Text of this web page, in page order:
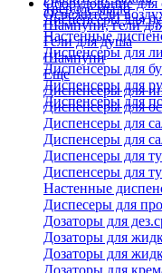
Твердое мыло
Шампуни, гели
Гели для душа
Шампуни
Освежители
Оборудование
Диспенсеры для
Настенные
Диспенсеры для
Диспенсеры для
Диспенсеры для
Диспенсеры для
Еще
Диспенсеры для
Диспенсеры для
Диспенсеры для
Диспенсеры для
Диспенсеры для
Диспенсеры для
Настенные
Диспесеры для
Дозаторы для
Дозаторы для
Дозаторы для
Дозаторы для